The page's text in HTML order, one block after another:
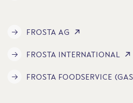
FROSTA AG
FROSTA INTERNATIONAL
FROSTA FOODSERVICE